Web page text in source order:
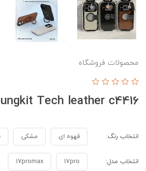
محصولات فروشگاه
Tech leather c4416
انتخاب رنگ: قهوه ای مشکی
انتخاب مدل: 17pro
17promax